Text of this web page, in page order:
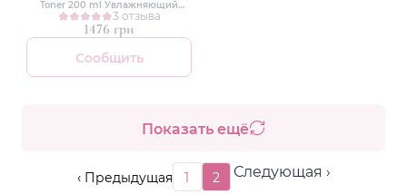
Toner 200 ml Увлажняющий
тонер-эссенция
3 отзыва
1476 грн
Сообщить
Показать ещё
‹ Предыдущая 1 2 Следующая ›